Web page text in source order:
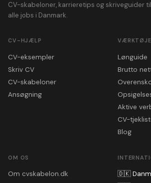
CV-skabeloner, karrieretips og skriveguider til
alle jobs i Danmark.
CV-HJÆLP
CV-eksempler
Skriv CV
CV-skabeloner
Ansøgning
Lønguide
Brutto
Aktive
CV-
Blog
OM OS
Om cvskabelon.dk
🇩🇰